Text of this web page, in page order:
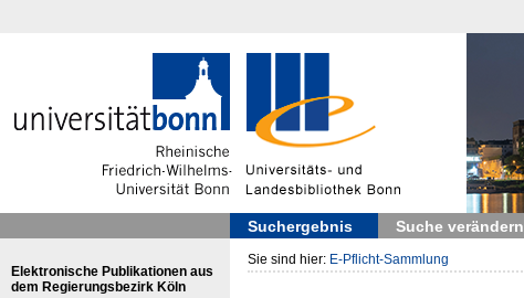
Suchergebnis Suche verändern
Elektronische Publikationen aus
dem Regierungsbezirk Köln
Sie sind hier: E-Pflicht-Sammlung